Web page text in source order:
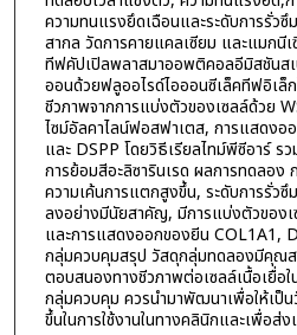
ความทนแรงยึดเฉือนและระดับการรั่ว
สากล วัดการคายแคลเซียม และแมกนี
ทีฟคัปเปิลพลาสมาออพติคอลอีมิสชันสเ
ออนด้วยฟลูออไรด์ไอออนซีเล็คทีฟอิเล็
ชีวภาพจากการแบ่งตัวของเซลล์ด้วย
ไซม์อัลคาไลน์ฟอสฟาเตส, การแสดง
และ DSPP โดยวิธีเรียลไทม์พีซีอาร์ ร
การย้อมสีอะลิซารินเรด ผลการทดลอง
ความเค้นการแตกสูงขึ้น, ระดับการรั่ว
ลงอย่างมีนัยสาคัญ, มีการแบ่งตัวของเ
และการแสดงออกของยีน COL1A1,
กลุ่มควบคุมสรุป วัสดุกลุ่มทดลองมีคุณ
ตอบสนองทางชีวภาพต่อเซลล์เนื้อเยื่อ
กลุ่มควบคุม ควรนำมาพัฒนาเพื่อให้เ
ขึ้นในการใช้งานในทางคลินิกและเพื่อส่